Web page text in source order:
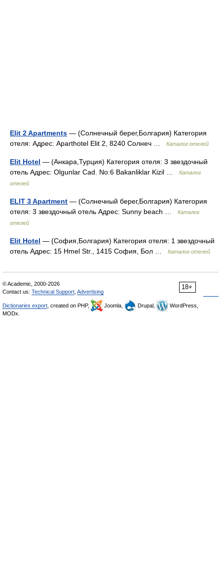
Elit 2 Apartments — (Солнечный берег,Болгария) Категория
отеля: Адрес: Aparthotel Elit 2, 8240 Солнеч …
Каталог отелей
Elit Hotel — (Анкара,Турция) Категория отеля: 3 звездочный
отель Адрес: Olgunlar Cad. No:6 Bakanliklar Kizil …
Каталог
отелей
ELIT 3 Apartment — (Солнечный берег,Болгария) Категория
отеля: 3 звездочный отель Адрес: Sunny beach …
Каталог
отелей
Elit Hotel — (София,Болгария) Категория отеля: 1 звездочный
отель Адрес: 15 Hmel Str., 1415 София, Бол …
Каталог отелей
18+
© Academic, 2000-2026
Contact us: Technical Support Advertising
Dictionaries export , created on PHP, Joomla, Drupal,
WordPress,
MODx.